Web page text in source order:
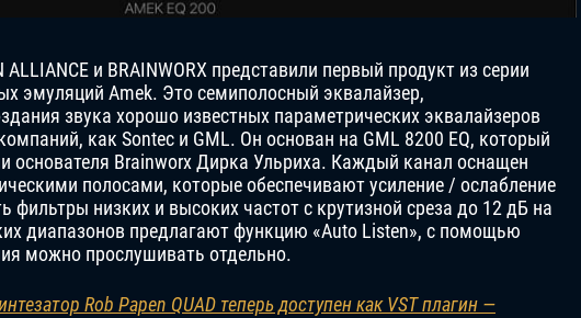
и BRAINWORX представили первый продукт из серии
эмуляций Amek. Это семиполосный эквалайзер,
звука хорошо известных параметрических эквалайзеров
как Sontec и GML. Он основан на GML 8200 EQ, который
основателя Brainworx Дирка Ульриха. Каждый канал оснащен
полосами, которые обеспечивают усиление / ослабление
фильтры низких и высоких частот с крутизной среза до 12 дБ на
диапазонов предлагают функцию «Auto Listen», с помощью
можно прослушивать отдельно.
Rob Papen QUAD теперь доступен как VST плагин —